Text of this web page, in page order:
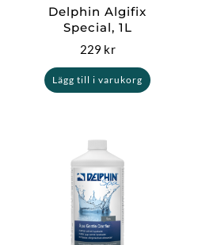
Delphin Algifix
Special, 1L
229 kr
Lägg till i varukorg